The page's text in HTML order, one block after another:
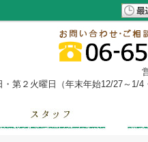
第２火曜日（年末年始12/27～1/4